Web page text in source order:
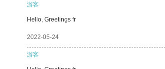
游客
Hello, Greetings fr
2022-05-24
游客